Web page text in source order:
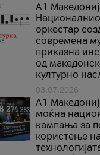
А1
оркестар
современа
приказна
од
културно
03.07.2026
A1
моќна
кампања за
користење на